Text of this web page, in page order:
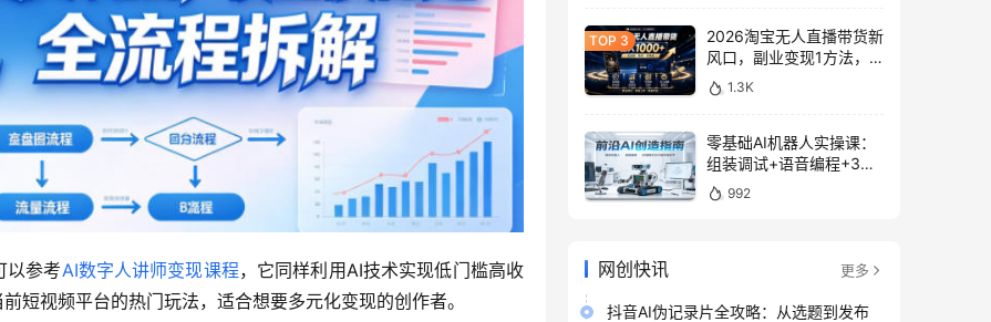
以参考AI数字人讲师变现课程，它同样利用AI技术实现低门槛高收
短视频平台的热门玩法，适合想要多元化变现的创作者。
2026淘宝无人直播带货新
风口，副业变现1方法，
无违规稳定可长期操作
1.3K
零基础AI机器人实操课：
组装调试+语音编程+3D
建模打印入门
992
网创快讯 更多
抖音AI伪记录片全攻略：从选题到发布